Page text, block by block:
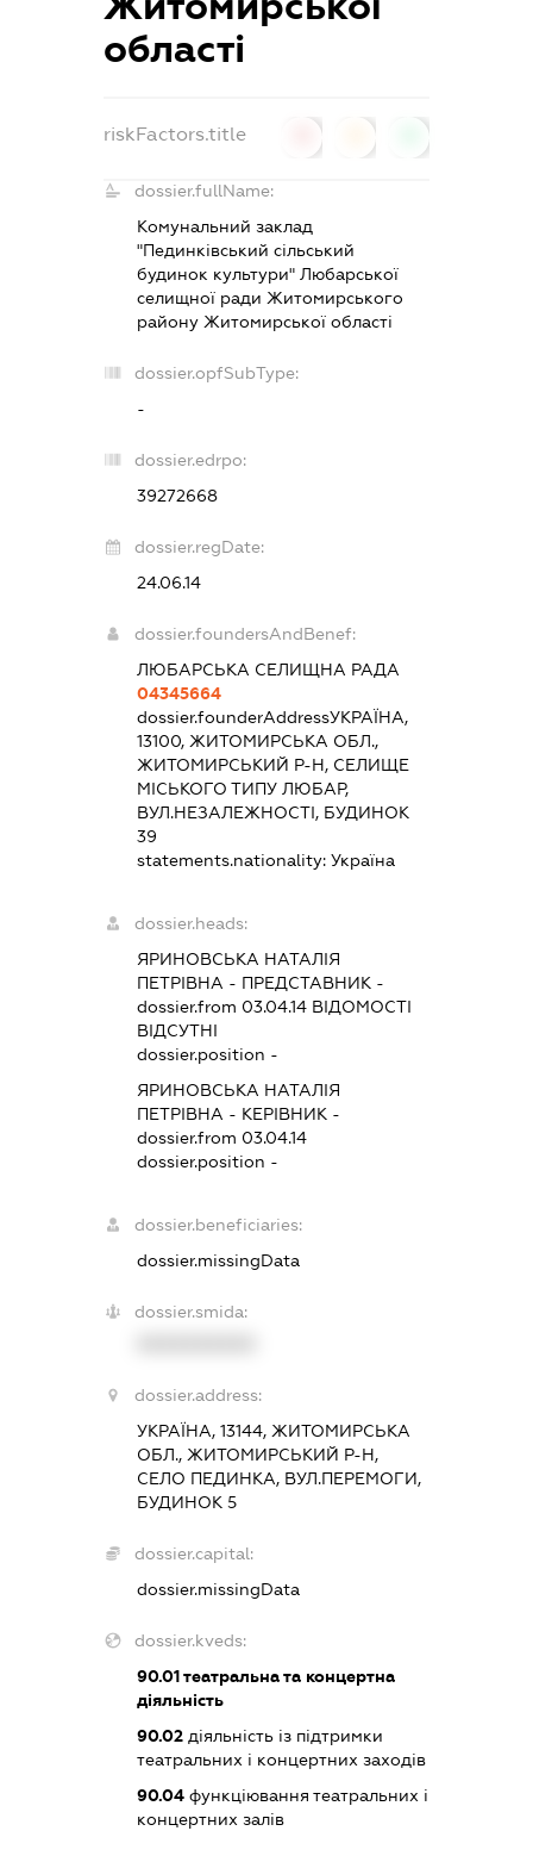
області
riskFactors.title
dossier.fullName:
Комунальний заклад
"Пединківський сільський
будинок культури" Любарської
селищної ради Житомирського
району Житомирської області
dossier.opfSubType:
-
dossier.edrpo:
39272668
dossier.regDate:
24.06.14
dossier.foundersAndBenef:
ЛЮБАРСЬКА СЕЛИЩНА РАДА
04345664
dossier.founderAddressУКРАЇНА,
13100, ЖИТОМИРСЬКА ОБЛ.,
ЖИТОМИРСЬКИЙ Р-Н, СЕЛИЩЕ
МІСЬКОГО ТИПУ ЛЮБАР,
ВУЛ.НЕЗАЛЕЖНОСТІ, БУДИНОК
39
statements.nationality: Україна
dossier.heads:
ЯРИНОВСЬКА НАТАЛІЯ
ПЕТРІВНА - ПРЕДСТАВНИК -
dossier.from 03.04.14ВІДОМОСТІ
ВІДСУТНІ
dossier.position -
ЯРИНОВСЬКА НАТАЛІЯ
ПЕТРІВНА - КЕРІВНИК -
dossier.from 03.04.14
dossier.position -
dossier.beneficiaries:
dossier.missingData
dossier.smida:
dossier.address:
УКРАЇНА, 13144, ЖИТОМИРСЬКА
ОБЛ., ЖИТОМИРСЬКИЙ Р-Н,
СЕЛО ПЕДИНКА, ВУЛ.ПЕРЕМОГИ,
БУДИНОК 5
dossier.capital:
dossier.missingData
dossier.kveds:
90.01театральна та концертна
діяльність
90.02діяльність із підтримки
театральних і концертних заходів
90.04функціювання театральних і
концертних залів